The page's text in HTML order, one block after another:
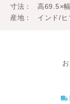
寸法
高69.5×
産地
インド/